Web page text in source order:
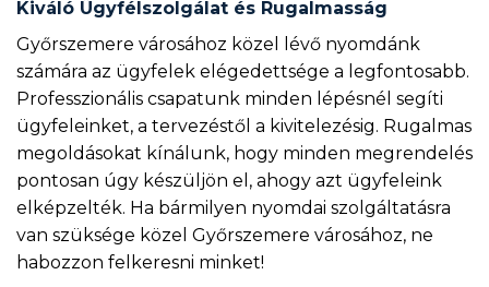
Kiváló Ügyfélszolgálat és Rugalmasság
Győrszemere városához közel lévő nyomdánk
számára az ügyfelek elégedettsége a legfontosabb.
Professzionális csapatunk minden lépésnél segíti
ügyfeleinket, a tervezéstől a kivitelezésig. Rugalmas
megoldásokat kínálunk, hogy minden megrendelés
pontosan úgy készüljön el, ahogy azt ügyfeleink
elképzelték. Ha bármilyen nyomdai szolgáltatásra
van szüksége közel Győrszemere városához, ne
habozzon felkeresni minket!